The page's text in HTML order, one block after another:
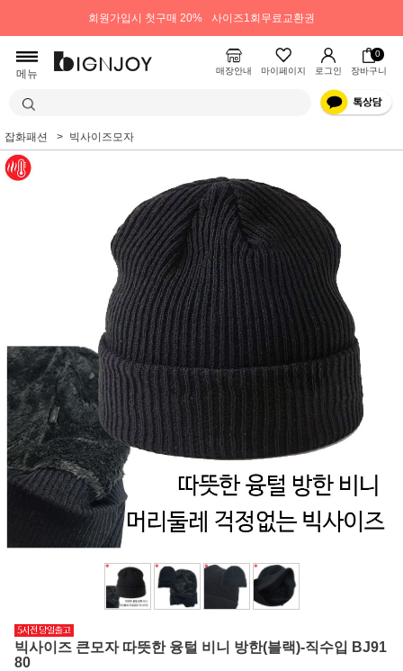
회원가입시 첫구매 20% 사이즈1회무료교환권
메뉴 매장안내 마이페이지 로그인
0
장바구니
잡화패션 빅사이즈모자
빅사이즈 큰모자 따뜻한 융털 비니 방한(블랙)-직수입 BJ91
80